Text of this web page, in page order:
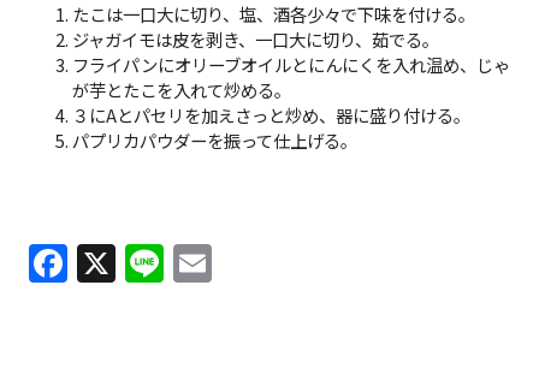
たこは一口大に切り、塩、酒各少々で下味を付ける。
ジャガイモは皮を剥き、一口大に切り、茹でる。
フライパンにオリーブオイルとにんにくを入れ温め、じゃ
が芋とたこを入れて炒める。
３にAとパセリを加えさっと炒め、器に盛り付ける。
パプリカパウダーを振って仕上げる。
F
a
X Li
n